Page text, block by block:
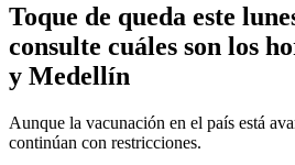
Toque de queda este
consulte cuáles son los
y Medellín
Aunque la vacunación en el país está
continúan con restricciones.